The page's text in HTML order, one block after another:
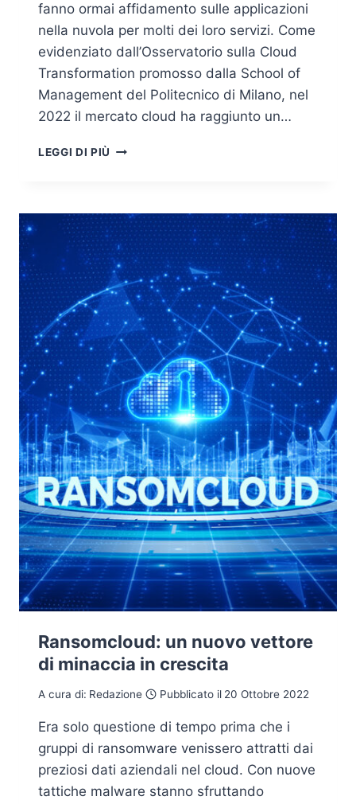
fanno ormai affidamento sulle applicazioni
nella nuvola per molti dei loro servizi. Come
evidenziato dall’Osservatorio sulla Cloud
Transformation promosso dalla School of
Management del Politecnico di Milano, nel
2022 il mercato cloud ha raggiunto un…
LEGGI DI PIÙ CLOUD
UNA
SFIDA
DI
CONNETTIVITÀ
Ransomcloud: un nuovo vettore
di minaccia in crescita
A cura di: Redazione Pubblicato il 20 Ottobre 2022
Era solo questione di tempo prima che i
gruppi di ransomware venissero attratti dai
preziosi dati aziendali nel cloud. Con nuove
tattiche malware stanno sfruttando